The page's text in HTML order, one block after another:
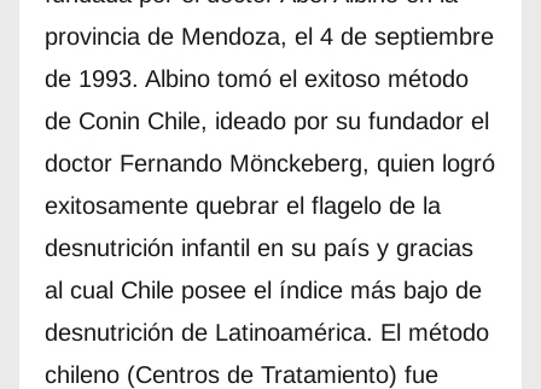
provincia de Mendoza, el 4 de septiembre
de 1993. Albino tomó el exitoso método
de Conin Chile, ideado por su fundador el
doctor Fernando Mönckeberg, quien logró
exitosamente quebrar el flagelo de la
desnutrición infantil en su país y gracias
al cual Chile posee el índice más bajo de
desnutrición de Latinoamérica. El método
chileno (Centros de Tratamiento) fue